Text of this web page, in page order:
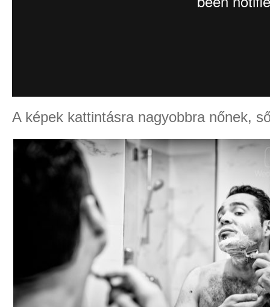
A képek kattintásra nagyobbra nőnek,